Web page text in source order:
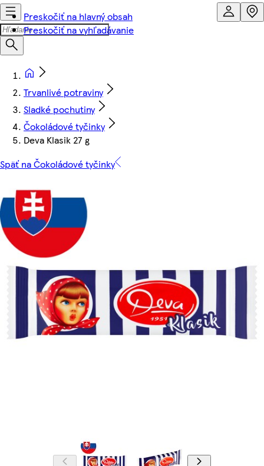
Preskočiť na hlavný obsah
Preskočiť na vyhľadávanie
Trvanlivé potraviny
Sladké pochutiny
Čokoládové tyčinky
Deva Klasik 27 g
Späť na Čokoládové tyčinky